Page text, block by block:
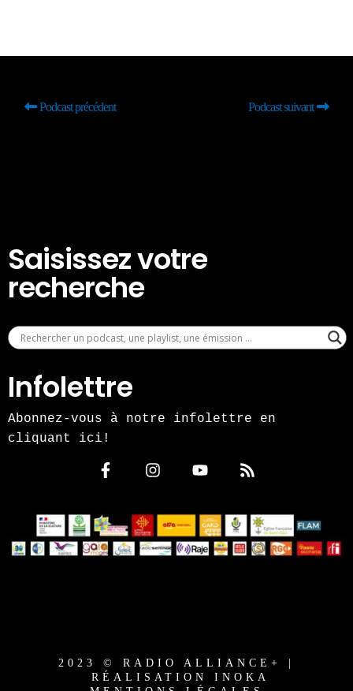
Podcast précédent Podcast suivant
Saisissez votre
recherche
Infolettre
Abonnez-vous à notre infolettre en
cliquant ici!
2023 © RADIO ALLIANCE+ |
RÉALISATION INOKA